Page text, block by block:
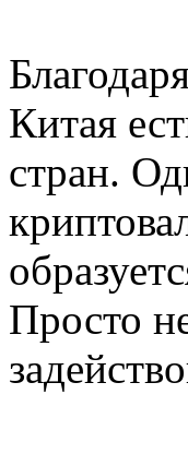
Китая
стран.
Просто